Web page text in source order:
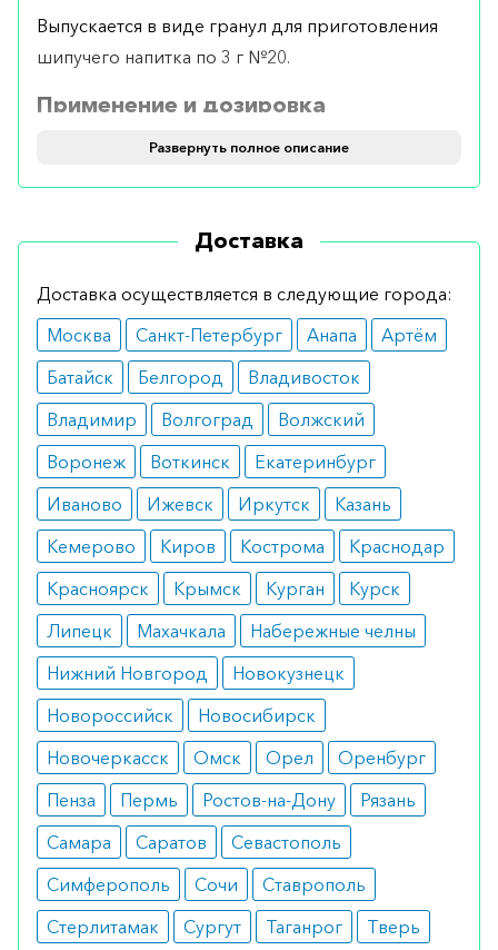
Выпускается в виде гранул для приготовления
шипучего напитка по 3 г №20.
Применение и дозировка
Принимается во время еды по 1–2 пакетика в
сутки. Один пакетик растворяется в 150–200 мл
снижение уровня концентрации калия в
плазме крови.
Противопоказания
гиперчувствительность к компонентам;
повышенное содержание калия.
Побочные реакции
аллергические реакции при
индивидуальной непереносимости;
снижение артериального давления;
слабость в мышцах.
Аналоги
Калий-нормин 1 г 30 таблеток
Калинор 30 шипучих таблеток
Аналоги
Калинор (Калия цитрат) шип. таблетки
№30
Калий Нормин (новое название Kalium R)
таб. 1г №30
Как оформить заказ?
Развернуть полное описание
Доставка
Доставка осуществляется в следующие города:
Москва
Санкт-Петербург Анапа
Артём
Батайск
Белгород
Владивосток
Владимир
Волгоград
Волжский
Воронеж
Воткинск
Екатеринбург
Иваново
Ижевск Иркутск
Казань
Кемерово
Киров Кострома
Краснодар
Красноярск
Крымск Курган
Курск
Липецк
Махачкала
Набережные челны
Нижний Новгород
Новокузнецк
Новороссийск
Новосибирск
Новочеркасск
Омск Орел
Оренбург
Пенза
Пермь Ростов-на-Дону
Рязань
Самара
Саратов
Севастополь
Симферополь
Сочи
Ставрополь
Стерлитамак
Сургут Таганрог
Тверь